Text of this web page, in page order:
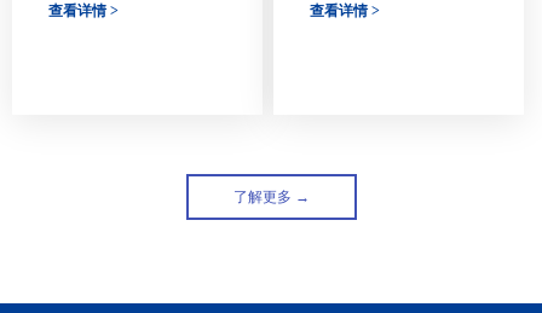
查看详情 >
农资供应链
查看详情 >
了解更多 →